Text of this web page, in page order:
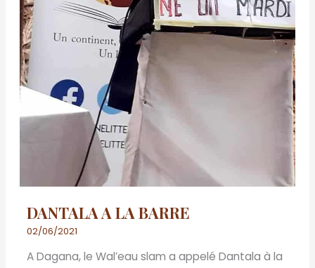
DANTALA A LA BARRE
02/06/2021
A Dagana, le Wal’eau slam a appelé Dantala à la